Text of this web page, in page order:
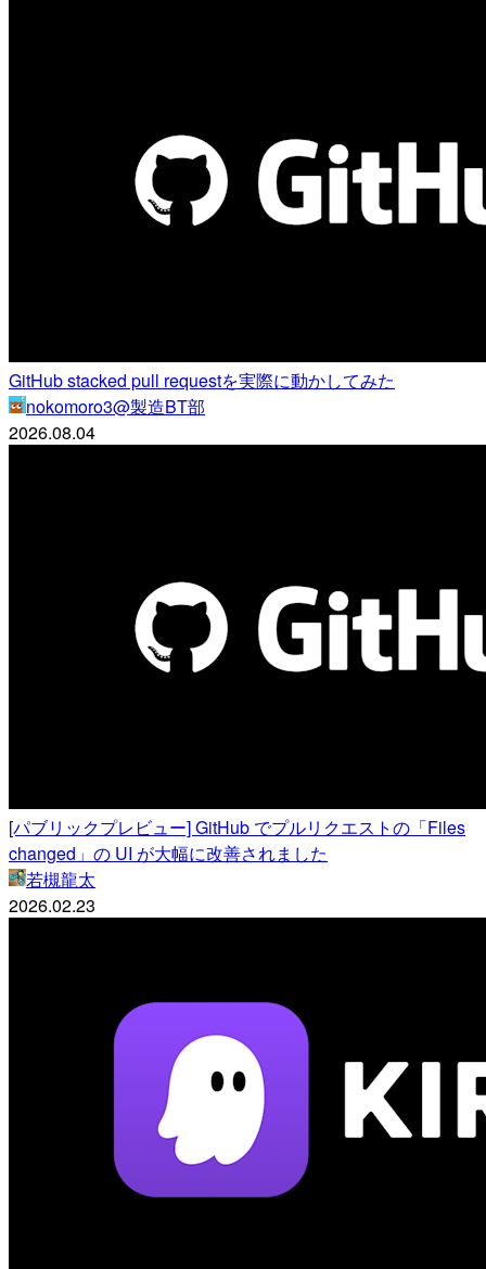
GitHub stacked pull requestを実際に動かしてみた
nokomoro3@製造BT部
2026.08.04
[パブリックプレビュー] GitHub でプルリクエストの「Files
changed」の UI が大幅に改善されました
若槻龍太
2026.02.23